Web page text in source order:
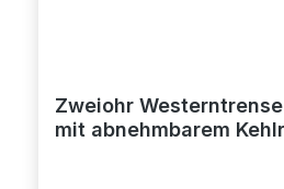
Zweiohr
mit abnehmbarem